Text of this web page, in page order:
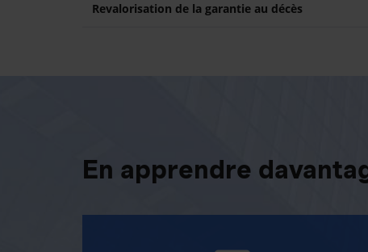
Revalorisation de la garantie au décès
En apprendre